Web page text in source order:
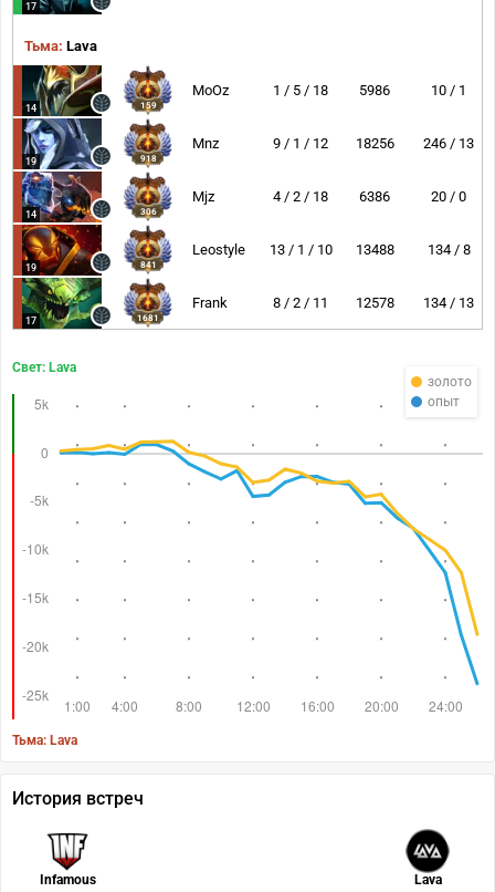
17
Тьма: Lava
14 159
MoOz 1 / 5 / 18 5986 10 / 1
19 918
Mnz 9 / 1 / 12 18256 246 / 13
14 306
Mjz 4 / 2 / 18 6386 20 / 0
19 841
Leostyle 13 / 1 / 10 13488 134 / 8
17 1681
Frank 8 / 2 / 11 12578 134 / 13
золото
опыт
Свет: Lava
Тьма: Lava
История встреч
Infamous Lava